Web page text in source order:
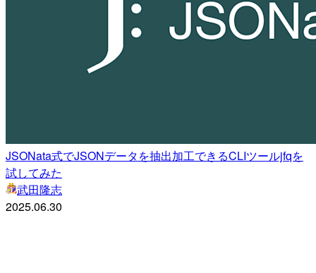
JSONata式でJSONデータを抽出加工できるCLIツールjfqを
試してみた
武田隆志
2025.06.30